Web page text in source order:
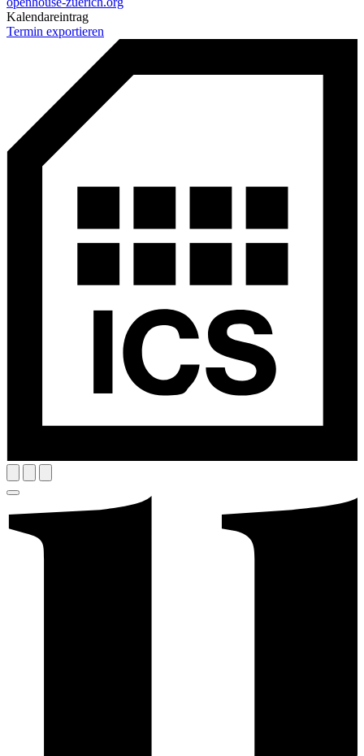
Kalendareintrag
Termin exportieren